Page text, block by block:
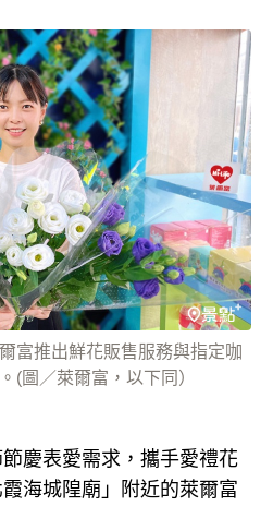
富推出鮮花販售服務與指定咖
(圖／萊爾富，以下同）
慶表愛需求，攜手愛禮花
海城隍廟」附近的萊爾富